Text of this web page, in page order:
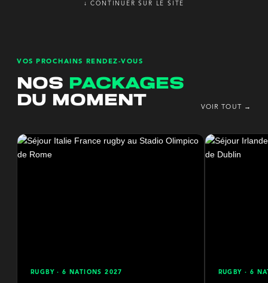
↓ CONTINUER SUR LE SITE
VOS PROCHAINS RENDEZ-VOUS
nos packages
du moment
VOIR TOUT →
RUGBY · 6 NATIONS 2027 RUGBY · 6